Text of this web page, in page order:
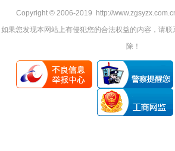
Copyright © 2006-2019 http://
如果您发现本网站上有侵犯您的合法权益的内容，请
除！